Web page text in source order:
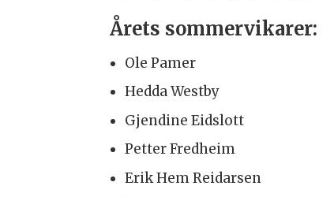
Årets sommervikarer:
Ole Pamer
Hedda Westby
Gjendine Eidslott
Petter Fredheim
Erik Hem Reidarsen